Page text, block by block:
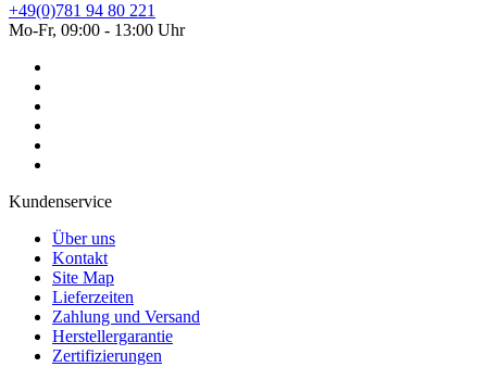
+49(0)781 94 80 221
Mo-Fr, 09:00 - 13:00 Uhr
Kundenservice
Über uns
Kontakt
Site Map
Lieferzeiten
Zahlung und Versand
Herstellergarantie
Zertifizierungen